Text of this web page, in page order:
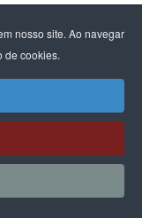
nosso site. Ao navegar
de cookies.
e
na luta
na FLIPEI
travados no